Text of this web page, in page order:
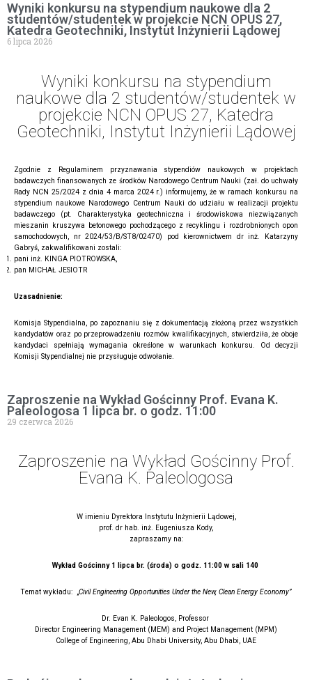
Wyniki konkursu na stypendium naukowe dla 2
studentów/studentek w projekcie NCN OPUS 27,
Katedra Geotechniki, Instytut Inżynierii Lądowej
6 lipca 2026
Wyniki konkursu na stypendium
naukowe dla 2 studentów/studentek w
projekcie NCN OPUS 27, Katedra
Geotechniki, Instytut Inżynierii Lądowej
Zgodnie z Regulaminem przyznawania stypendiów naukowych w projektach
badawczych finansowanych ze środków Narodowego Centrum Nauki (zał. do uchwały
Rady NCN 25/2024 z dnia 4 marca 2024 r.) informujemy, że w ramach konkursu na
stypendium naukowe Narodowego Centrum Nauki do udziału w realizacji projektu
badawczego (pt. Charakterystyka geotechniczna i środowiskowa niezwiązanych
mieszanin kruszywa betonowego pochodzącego z recyklingu i rozdrobnionych opon
samochodowych, nr 2024/53/B/ST8/02470) pod kierownictwem dr inż. Katarzyny
Gabryś, zakwalifikowani zostali:
pani inż. KINGA PIOTROWSKA,
pan MICHAŁ JESIOTR
Uzasadnienie:
Komisja Stypendialna, po zapoznaniu się z dokumentacją złożoną przez wszystkich
kandydatów oraz po przeprowadzeniu rozmów kwalifikacyjnych, stwierdziła, że oboje
kandydaci spełniają wymagania określone w warunkach konkursu. Od decyzji
Komisji Stypendialnej nie przysługuje odwołanie.
Zaproszenie na Wykład Gościnny Prof. Evana K.
Paleologosa 1 lipca br. o godz. 11:00
29 czerwca 2026
Zaproszenie na Wykład Gościnny Prof.
Evana K. Paleologosa
W imieniu Dyrektora Instytutu Inżynierii Lądowej,
prof. dr hab. inż. Eugeniusza Kody,
zapraszamy na:
Wykład Gościnny 1 lipca br. (środa) o godz. 11:00 w sali 140
Temat wykładu: „Civil Engineering Opportunities Under the New, Clean Energy Economy”
Dr. Evan K. Paleologos, Professor
Director Engineering Management (MEM) and Project Management (MPM)
College of Engineering, Abu Dhabi University, Abu Dhabi, UAE